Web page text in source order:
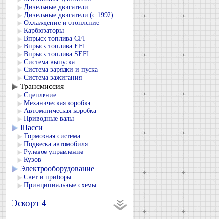
Дизельные двигатели
Дизельные двигатели (с 1992)
Охлаждение и отопление
Карбюраторы
Впрыск топлива CFI
Впрыск топлива EFI
Впрыск топлива SEFI
Система выпуска
Система зарядки и пуска
Система зажигания
Трансмиссия
Сцепление
Механическая коробка
Автоматическая коробка
Приводные валы
Шасси
Тормозная система
Подвеска автомобиля
Рулевое управление
Кузов
Электрооборудование
Свет и приборы
Принципиальные схемы
Эскорт 4